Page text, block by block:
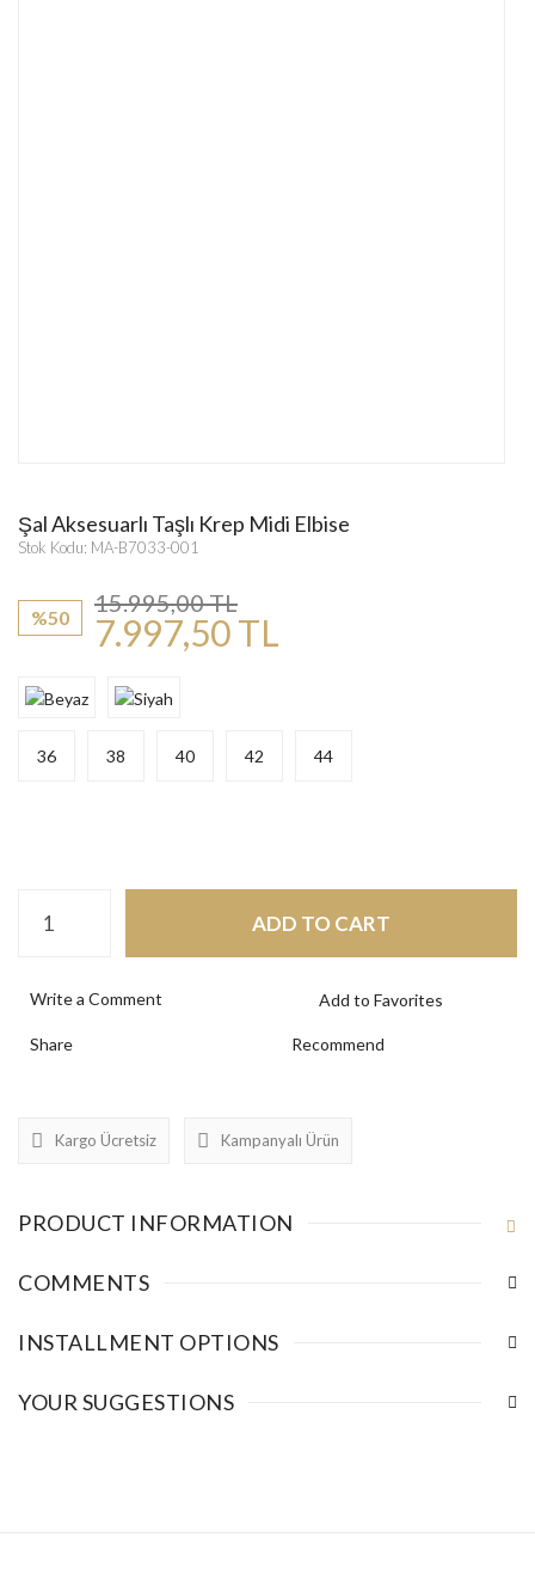
Şal Aksesuarlı Taşlı Krep Midi Elbise
Stok Kodu: MA-B7033-001
%50
15.995,00 TL
7.997,50 TL
36 38 40 42 44
ADD TO CART
Write a Comment
Share Recommend
Kargo Ücretsiz Kampanyalı Ürün
PRODUCT INFORMATION
COMMENTS
INSTALLMENT OPTIONS
YOUR SUGGESTIONS